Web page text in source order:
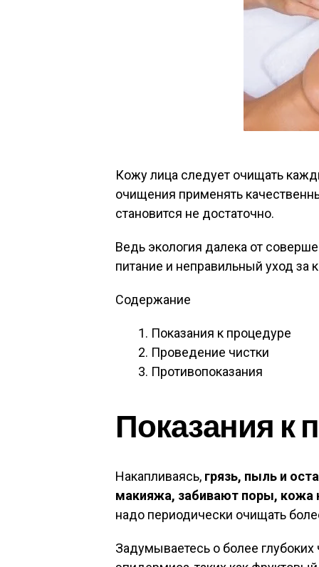
Кожу лица следует очищать
очищения применять
становится не достаточно.
Ведь экология далека от
питание и неправильный уход за
Содержание
Показания к процедуре
Проведение чистки
Противопоказания
Показания к
Накапливаясь, грязь, пыль и
макияжа, забивают поры,
надо периодически очищать
Задумываетесь о более